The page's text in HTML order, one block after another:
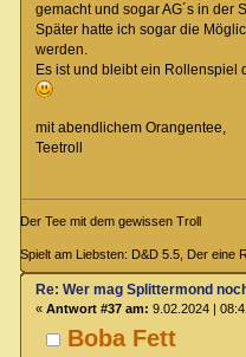
gemacht und sogar AG´s in der
Später hatte ich sogar die
werden.
Es ist und bleibt ein Rollenspiel
mit abendlichem Orangentee,
Teetroll
Der Tee mit dem gewissen Troll
Spielt am Liebsten: D&D 5.5, Der eine
Boba Fett
Re: Wer mag Splittermond
« Antwort #37 am: 9.02.2024 |